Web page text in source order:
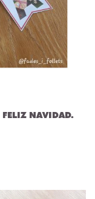
NAVIDAD.